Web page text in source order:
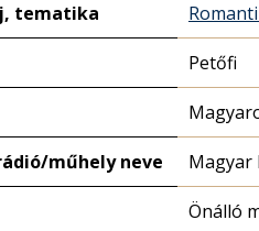
tematika
Petőfi
műhely neve Magyar
Önálló